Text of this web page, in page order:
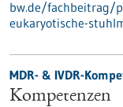
bw.de/fachbeitrag/
eukaryotische-
MDR- & IVDR-
Kompetenzen